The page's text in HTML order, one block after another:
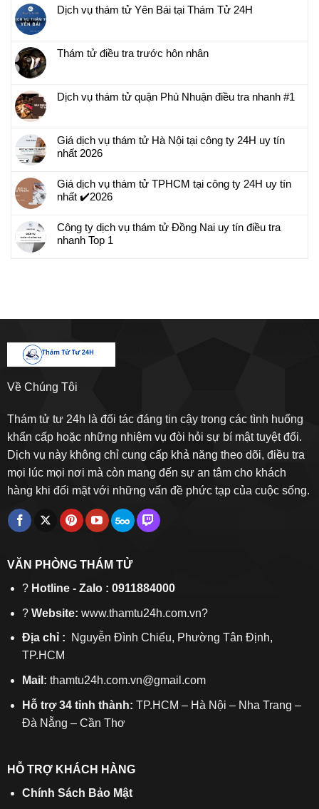
Dịch vụ thám tử Yên Bái tại Thám Tử 24H
Thám tử điều tra trước hôn nhân
Dịch vụ thám tử quận Phú Nhuận điều tra nhanh #1
Giá dịch vụ thám tử Hà Nội tại công ty 24H uy tín
nhất 2026
Giá dịch vụ thám tử TPHCM tại công ty 24H uy tín
nhất ✔️2026
Công ty dịch vụ thám tử Đồng Nai uy tín điều tra
nhanh Top 1
Về Chúng Tôi
Thám tử tư 24h là đối tác đáng tin cậy trong các tình huống
khẩn cấp hoặc những nhiệm vụ đòi hỏi sự bí mật tuyệt đối.
Dịch vụ này không chỉ cung cấp khả năng theo dõi, điều tra
mọi lúc mọi nơi mà còn mang đến sự an tâm cho khách
hàng khi đối mặt với những vấn đề phức tạp của cuộc sống.
VĂN PHÒNG THÁM TỬ
? Hotline - Zalo : 0911884000
? Website: www.thamtu24h.com.vn?
Địa chỉ :
Nguyễn Đình Chiểu, Phường Tân Định,
TP.HCM
Mail: thamtu24h.com.vn@gmail.com
Hỗ trợ 34 tỉnh thành: TP.HCM – Hà Nội – Nha Trang –
Đà Nẵng – Cần Thơ
HỖ TRỢ KHÁCH HÀNG
Chính Sách Bảo Mật